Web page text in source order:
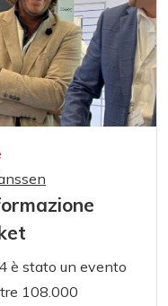
è stato un evento
108.000